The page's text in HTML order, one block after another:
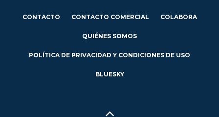
CONTACTO CONTACTO COMERCIAL COLABORA
QUIÉNES SOMOS
POLÍTICA DE PRIVACIDAD Y CONDICIONES DE USO
BLUESKY